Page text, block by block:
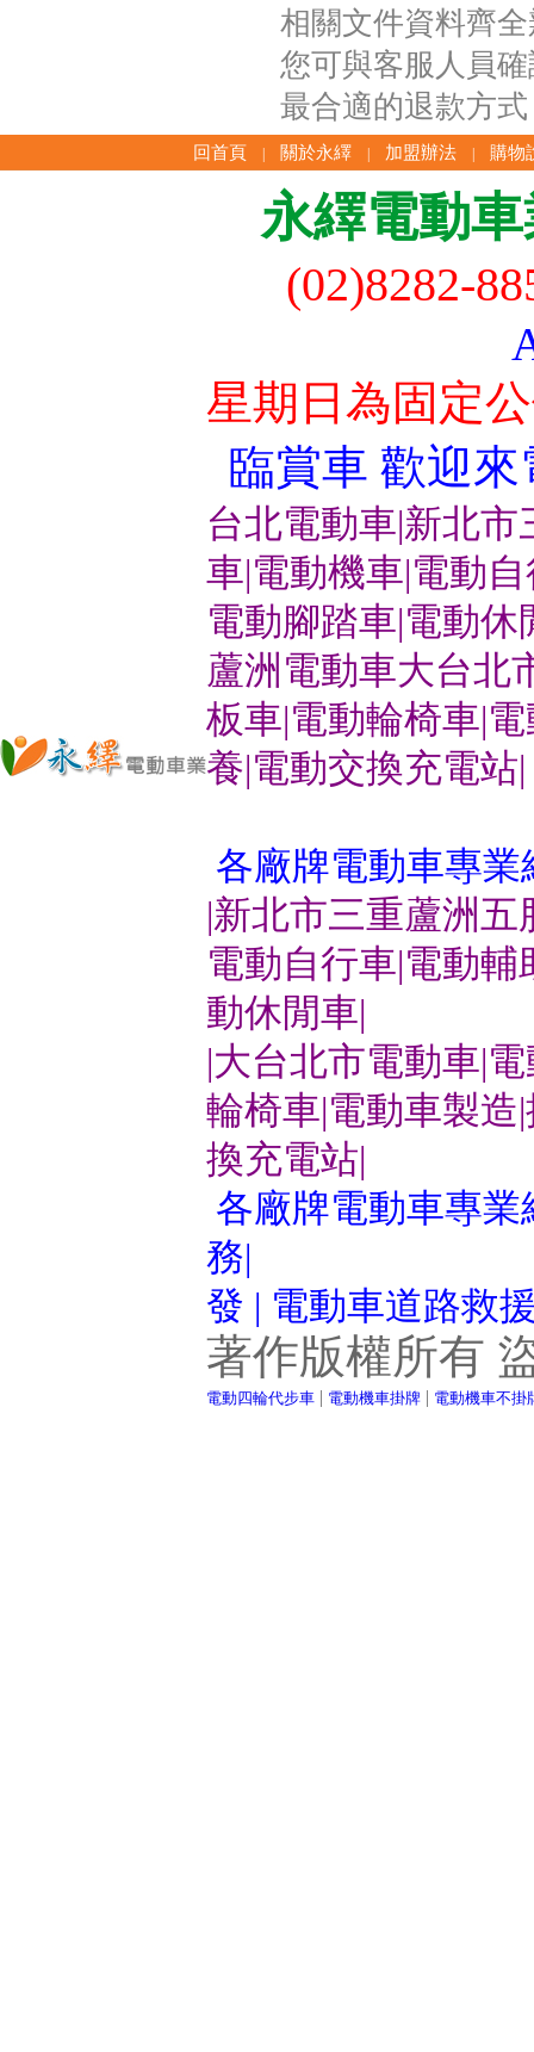
相關文件資料齊
您可與客服人員
最合適的退款方
回首頁 關於永繹 加盟辦法 購物
永繹電動
(02)8282-
星期日為固定
臨賞車 歡迎來
台北電動車|新北
車|電動機車|電動
電動腳踏車|電動休
蘆洲電動車大台北
板車|電動輪椅車|
養|電動交換充電站|
各廠牌電動車專業
|新北市三重蘆洲
電動自行車|電動
動休閒車|
|大台北市電動車|
輪椅車|電動車製造
換充電站|
各廠牌電動車專
務|
發 | 電動車道路救
著作版權所有
電動四輪代步車 | 電動機車掛牌 | 電動機車不掛